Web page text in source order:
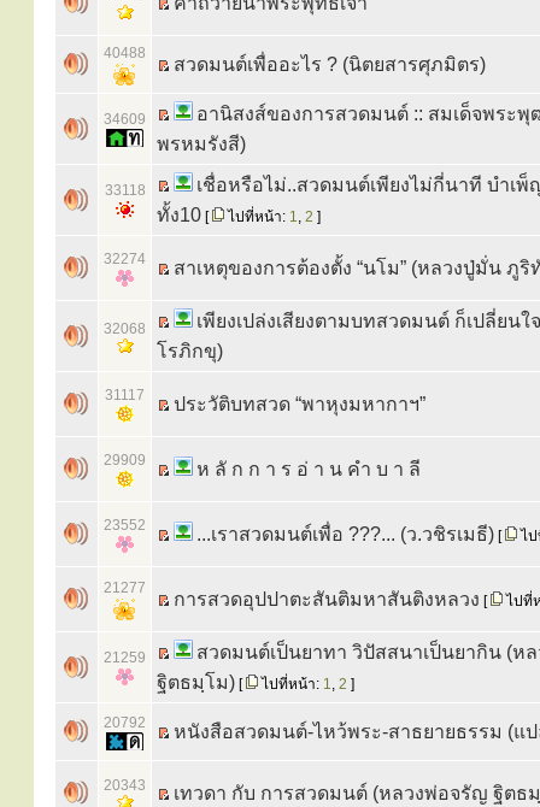
40488
สวดมนต์เพื่ออะไร ? (นิตยสารศุภมิตร)
34609
อานิสงส์ของการสวดมนต์ :: สมเด็จพระพุ
พรหมรังสี)
33118
เชื่อหรือไม่..สวดมนต์เพียงไม่กี่นาที บำเ
ทั้ง10 [ ไปที่หน้า: 1, 2 ]
32274 สาเหตุของการต้องตั้ง “นโม” (หลวงปู่มั่น ภูริ
32068
เพียงเปล่งเสียงตามบทสวดมนต์ ก็เปลี่ยนใ
โรภิกขุ)
31117 ประวัติบทสวด “พาหุงมหากาฯ”
29909 ห ลั ก ก า ร อ่ า น คำ บ า ลี
23552 ...เราสวดมนต์เพื่อ ???... (ว.วชิรเมธี) [ ไ
21277
การสวดอุปปาตะสันติมหาสันติงหลวง [ ไปที่
21259
สวดมนต์เป็นยาทา วิปัสสนาเป็นยากิน (ห
ฐิตธมฺโม) [ ไปที่หน้า: 1, 2 ]
20792 หนังสือสวดมนต์-ไหว้พระ-สาธยายธรรม (แ
20343 เทวดา กับ การสวดมนต์ (หลวงพ่อจรัญ ฐิตธ